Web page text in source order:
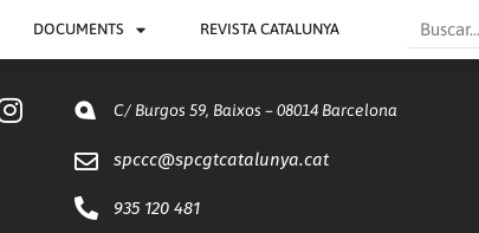
DOCUMENTS REVISTA CATALUNYA Search
C/ Burgos 59, Baixos – 08014 Barcelona
spccc@spcgtcatalunya.cat
935 120 481